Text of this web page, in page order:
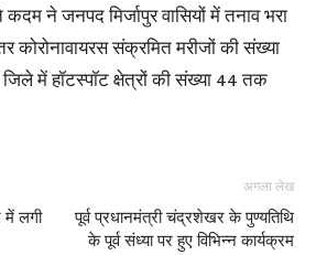
ने जनपद मिर्जापुर वासियों में तनाव भरा
कोरोनावायरस संक्रमित मरीजों की संख्या
में हॉटस्पॉट क्षेत्रों की संख्या 44 तक
में लगी
अगला लेख
पूर्व प्रधानमंत्री चंद्रशेखर के पुण्यतिथि
के पूर्व संध्या पर हुए विभिन्न कार्यक्रम